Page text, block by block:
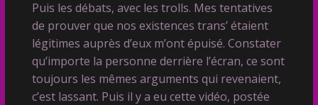
Puis les débats, avec les trolls. Mes tentatives
de prouver que nos existences trans’ étaient
légitimes auprès d’eux m’ont épuisé. Constater
qu’importe la personne derrière l’écran, ce sont
toujours les mêmes arguments qui revenaient,
c’est lassant. Puis il y a eu cette vidéo, postée